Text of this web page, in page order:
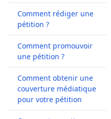
Comment rédiger une
pétition ?
Comment promouvoir
une pétition ?
Comment obtenir une
couverture médiatique
pour votre pétition